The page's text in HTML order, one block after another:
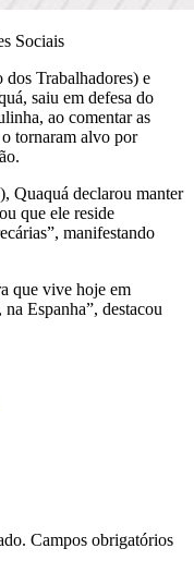
Sociais
Trabalhadores) e
saiu em defesa do
ao comentar as
tornaram alvo por
Quaquá declarou manter
que ele reside
manifestando
que vive hoje em
Espanha”, destacou
Campos obrigatórios